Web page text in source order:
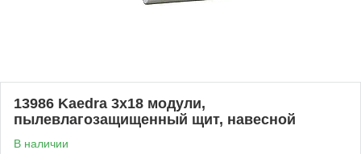
13986 Kaedra 3x18 модули,
пылевлагозащищенный щит, навесной
В наличии